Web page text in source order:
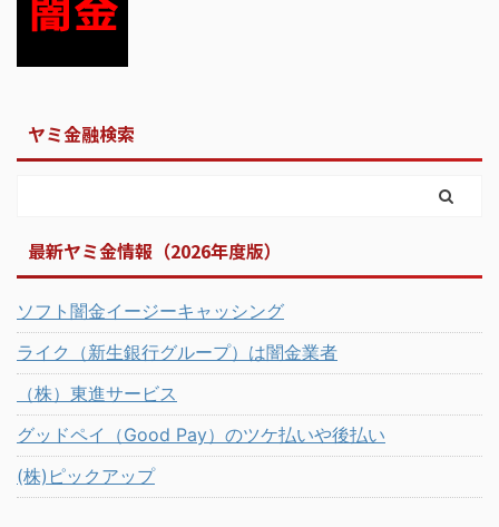
ヤミ金融検索
最新ヤミ金情報（2026年度版）
ソフト闇金イージーキャッシング
ライク（新生銀行グループ）は闇金業者
（株）東進サービス
グッドペイ（Good Pay）のツケ払いや後払い
(株)ピックアップ